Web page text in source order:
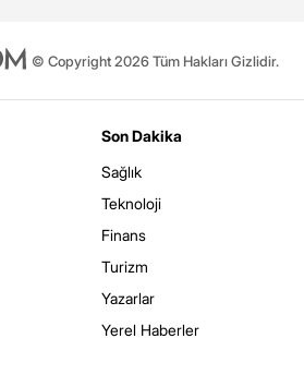
© Copyright 2026 Tüm Hakları Gizlidir.
Son Dakika
Sağlık
Teknoloji
Finans
Turizm
Yazarlar
Yerel Haberler